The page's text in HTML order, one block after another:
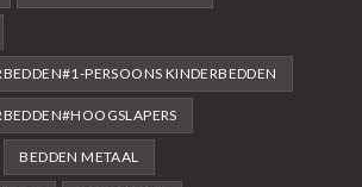
PERSOONS KINDERBEDDEN
BEDDEN METAAL